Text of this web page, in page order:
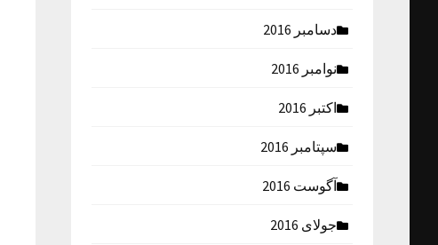
دسامبر 2016
نوامبر 2016
اکتبر 2016
سپتامبر 2016
آگوست 2016
جولای 2016